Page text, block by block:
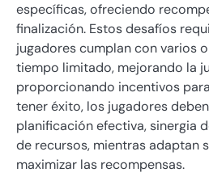
específicas, ofreciendo
finalización. Estos desafíos
jugadores cumplan con varios
tiempo limitado, mejorando la
proporcionando incentivos
tener éxito, los jugadores
planificación efectiva, sinergia
de recursos, mientras adaptan
maximizar las recompensas.